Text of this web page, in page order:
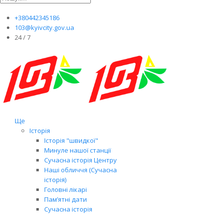
+380442345186
103@kyivcity.gov.ua
24 / 7
Ще
Історія
Історія "швидкої"
Минуле нашої станції
Сучасна історія Центру
Наші обличчя (Сучасна
історія)
Головні лікарі
Пам’ятні дати
Сучасна історія